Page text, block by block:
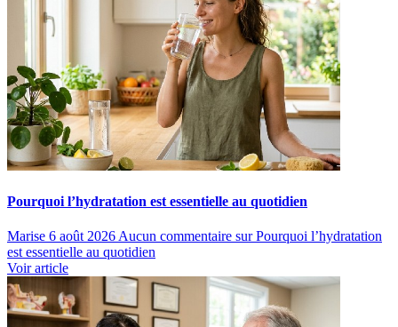
Pourquoi l’hydratation est essentielle au quotidien
Marise 6 août 2026 Aucun commentaire sur Pourquoi l’hydratation
est essentielle au quotidien
Voir article